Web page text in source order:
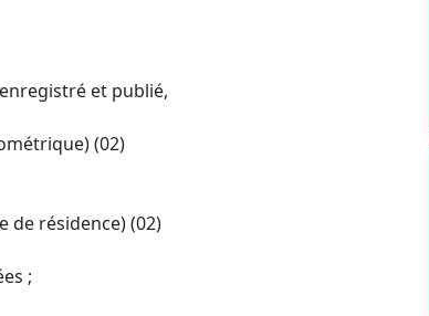
et publié,
(02)
de résidence) (02)
;